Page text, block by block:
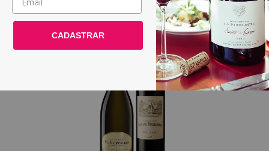
País / Região >
Le Club >
40
CADASTRAR